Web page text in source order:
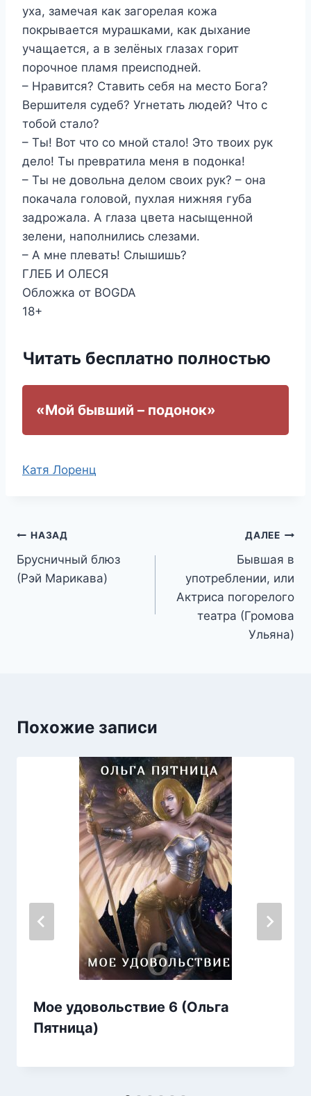
уха, замечая как загорелая кожа
покрывается мурашками, как дыхание
учащается, а в зелёных глазах горит
порочное пламя преисподней.
– Нравится? Ставить себя на место Бога?
Вершителя судеб? Угнетать людей? Что с
тобой стало?
– Ты! Вот что со мной стало! Это твоих рук
дело! Ты превратила меня в подонка!
– Ты не довольна делом своих рук? – она
покачала головой, пухлая нижняя губа
задрожала. А глаза цвета насыщенной
зелени, наполнились слезами.
– А мне плевать! Слышишь?
ГЛЕБ И ОЛЕСЯ
Обложка от BOGDA
18+
Читать бесплатно полностью
«Мой бывший – подонок»
Метки
Катя Лоренц
Навигация
по
записям
НАЗАД
Брусничный блюз
(Рэй Марикава)
ДАЛЕЕ
Бывшая в
употреблении, или
Актриса погорелого
театра (Громова
Ульяна)
Похожие записи
Мое удовольствие 6 (Ольга
Пятница)